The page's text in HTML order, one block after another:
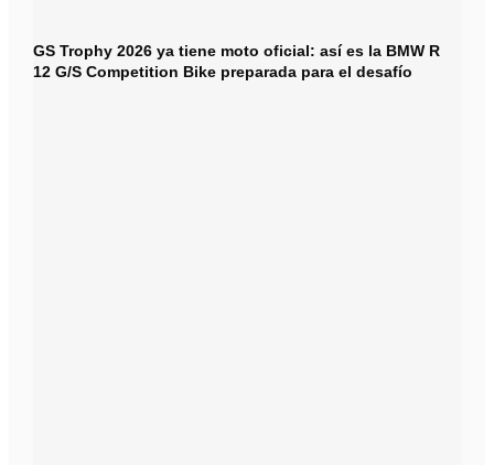
GS Trophy 2026 ya tiene moto oficial: así es la BMW R
12 G/S Competition Bike preparada para el desafío